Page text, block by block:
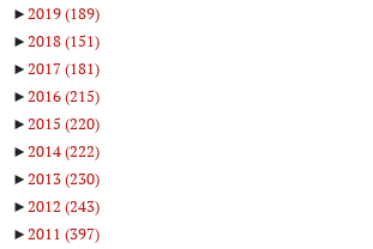
►2019(189)
►2018(151)
►2017(181)
►2016(215)
►2015 (220)
►2014(222)
►2013(230)
►2012 (243)
►2011 (397)